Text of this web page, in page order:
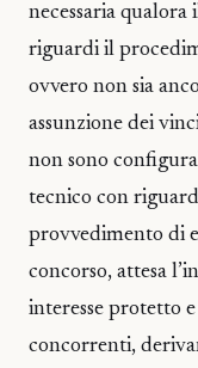
necessaria
riguardi il
ovvero non sia
assunzione dei
non sono
tecnico con
provvedimento di
concorso, attesa
interesse protetto
concorrenti,